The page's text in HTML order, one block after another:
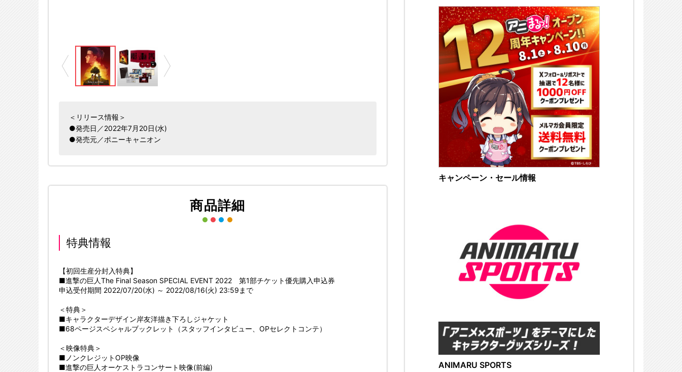
＜リリース情報＞
●発売日／2022年7月20日(水)
●発売元／ポニーキャニオン
商品詳細
特典情報
【初回生産分封入特典】
■進撃の巨人The Final Season SPECIAL EVENT 2022 第1部チケット優先購入申込券
申込受付期間 2022/07/20(水) ～ 2022/08/16(火) 23:59まで
＜特典＞
■キャラクターデザイン岸友洋描き下ろしジャケット
■68ページスペシャルブックレット（スタッフインタビュー、OPセレクトコンテ）
＜映像特典＞
■ノンクレジットOP映像
■進撃の巨人オーケストラコンサート映像(前編)
キャンペーン・セール情報
ANIMARU SPORTS